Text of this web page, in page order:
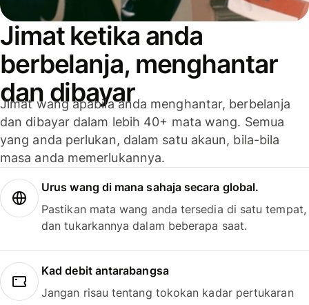
Jimat ketika anda
berbelanja, menghantar
dan dibayar
Jimat wang apabila anda menghantar, berbelanja
dan dibayar dalam lebih 40+ mata wang. Semua
yang anda perlukan, dalam satu akaun, bila-bila
masa anda memerlukannya.
Urus wang di mana sahaja secara global.
Pastikan mata wang anda tersedia di satu tempat,
dan tukarkannya dalam beberapa saat.
Kad debit antarabangsa
Jangan risau tentang tokokan kadar pertukaran